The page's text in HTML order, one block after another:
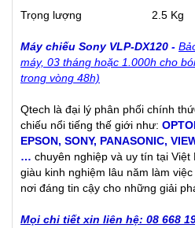
Trọng lượng 2.5 Kg
Máy chiếu Sony VLP-DX120 -
máy, 03 tháng hoặc 1.000h cho
trong vòng 48h)
Qtech là đại lý phân phối chính
chiếu nổi tiếng thế giới như:
EPSON, SONY, PANASONIC,
… chuyên nghiệp và uy tín tại
giàu kinh nghiệm lâu năm làm
nơi đáng tin cậy cho những giải
Mọi chi tiết xin liên hệ: 08 668